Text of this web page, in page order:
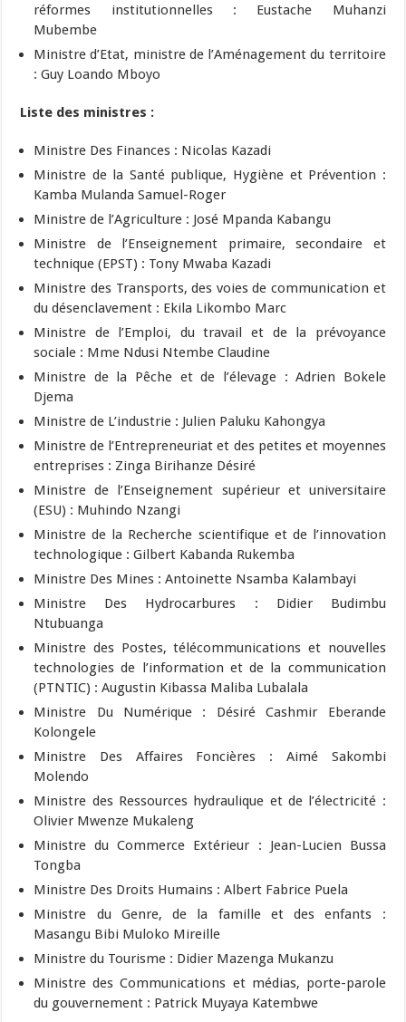
réformes institutionnelles : Eustache Muhanzi
Mubembe
Ministre d’Etat, ministre de l’Aménagement du territoire
: Guy Loando Mboyo
Liste des ministres :
Ministre Des Finances : Nicolas Kazadi
Ministre de la Santé publique, Hygiène et Prévention :
Kamba Mulanda Samuel-Roger
Ministre de l’Agriculture : José Mpanda Kabangu
Ministre de l’Enseignement primaire, secondaire et
technique (EPST) : Tony Mwaba Kazadi
Ministre des Transports, des voies de communication et
du désenclavement : Ekila Likombo Marc
Ministre de l’Emploi, du travail et de la prévoyance
sociale : Mme Ndusi Ntembe Claudine
Ministre de la Pêche et de l’élevage : Adrien Bokele
Djema
Ministre de L’industrie : Julien Paluku Kahongya
Ministre de l’Entrepreneuriat et des petites et moyennes
entreprises : Zinga Birihanze Désiré
Ministre de l’Enseignement supérieur et universitaire
(ESU) : Muhindo Nzangi
Ministre de la Recherche scientifique et de l’innovation
technologique : Gilbert Kabanda Rukemba
Ministre Des Mines : Antoinette Nsamba Kalambayi
Ministre Des Hydrocarbures : Didier Budimbu
Ntubuanga
Ministre des Postes, télécommunications et nouvelles
technologies de l’information et de la communication
(PTNTIC) : Augustin Kibassa Maliba Lubalala
Ministre Du Numérique : Désiré Cashmir Eberande
Kolongele
Ministre Des Affaires Foncières : Aimé Sakombi
Molendo
Ministre des Ressources hydraulique et de l’électricité :
Olivier Mwenze Mukaleng
Ministre du Commerce Extérieur : Jean-Lucien Bussa
Tongba
Ministre Des Droits Humains : Albert Fabrice Puela
Ministre du Genre, de la famille et des enfants :
Masangu Bibi Muloko Mireille
Ministre du Tourisme : Didier Mazenga Mukanzu
Ministre des Communications et médias, porte-parole
du gouvernement : Patrick Muyaya Katembwe